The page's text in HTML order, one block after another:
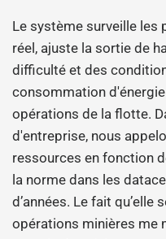
Le système surveille les
réel, ajuste la sortie de
difficulté et des
consommation
opérations de la flotte.
d'entreprise, nous
ressources en fonction
la norme dans les
d’années. Le fait
opérations minières me